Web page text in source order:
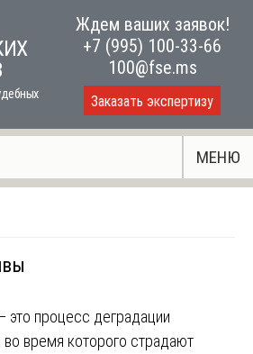
Ждем ваших заявок!
+7 (995) 100-33-66
100@fse.ms
Заказать экспертизу
МЕНЮ
это процесс деградации
во время которого страдают